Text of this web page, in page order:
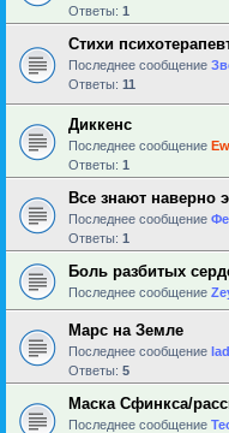
Ответы: 1
Стихи
Последнее сообщение
Ответы: 11
Диккенс
Последнее сообщение
Ответы: 1
Все знают наверно
Последнее сообщение
Ответы: 1
Боль разбитых
Последнее сообщение
Марс на Земле
Последнее сообщение
Ответы: 5
Маска Сфинкса/
Последнее сообщение